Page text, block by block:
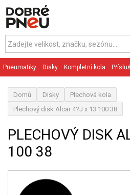
Pneumatiky Disky Kompletní kola
Domů Disky
Plechová kola
Plechový disk Alcar 4?J x 13 100 38
PLECHOVÝ DISK
100 38